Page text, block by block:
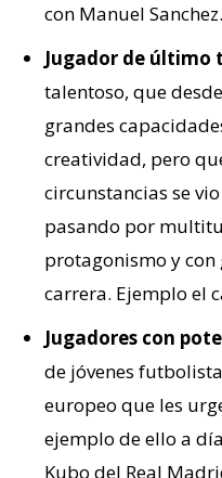
con Manuel Sanchez.
Jugador de último
talentoso, que
grandes
creatividad, pero
circunstancias se
pasando por
protagonismo y con
carrera. Ejemplo el
Jugadores con
de jóvenes
europeo que les
ejemplo de ello a
Kubo del Real